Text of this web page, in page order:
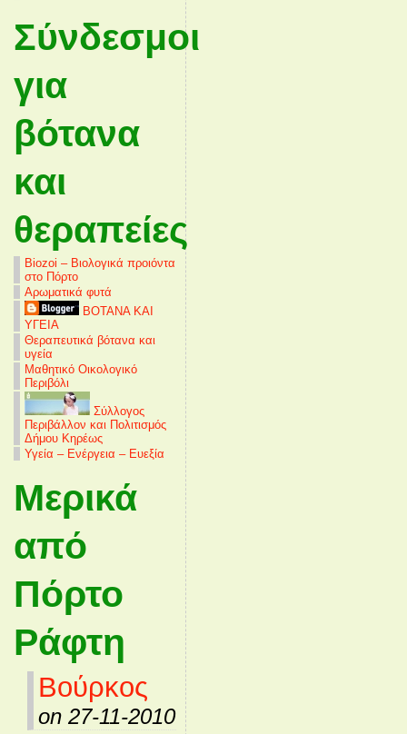
Σύνδεσμοι
για
βότανα
και
θεραπείες
Biozoi – Βιολογικά προιόντα
στο Πόρτο
Αρωματικά φυτά
ΒΟΤΑΝΑ ΚΑΙ
ΥΓΕΙΑ
Θεραπευτικά βότανα και
υγεία
Μαθητικό Οικολογικό
Περιβόλι
Σύλλογος
Περιβάλλον και Πολιτισμός
Δήμου Κηρέως
Υγεία – Ενέργεια – Ευεξία
Μερικά
από
Πόρτο
Ράφτη
Βούρκος
on 27-11-2010